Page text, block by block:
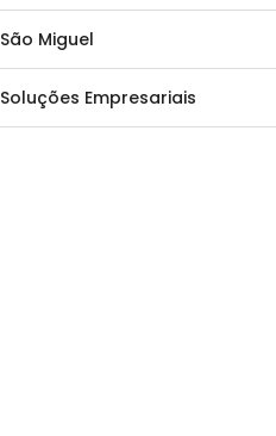
São Miguel
Soluções Empresariais